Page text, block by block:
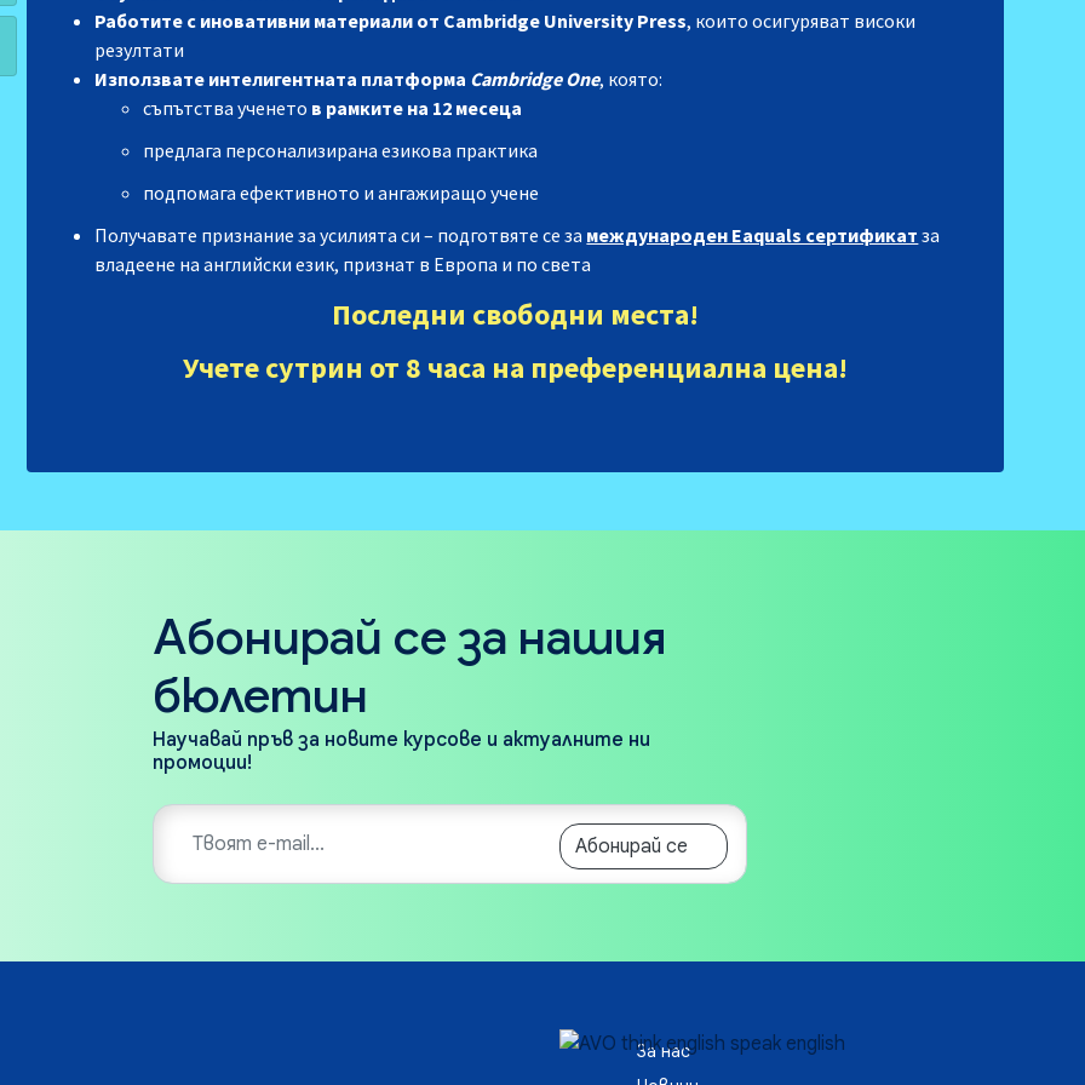
Работите с иновативни материали от Cambridge University Press, които осигуряват високи
резултати
Използвате интелигентната платформа Cambridge One, която:
съпътства ученето в рамките на 12 месеца
предлага персонализирана езикова практика
подпомага ефективното и ангажиращо учене
Получавате признание за усилията си– подготвяте се за международен Еaquals сертификат за
владеене на английски език, признат в Европа и по света
Последни свободни места!
Учете сутрин от 8 часа на преференциална цена!
Абонирай се за нашия
бюлетин
Научавай пръв за новите курсове и актуалните ни
промоции!
Абонирай се
За нас